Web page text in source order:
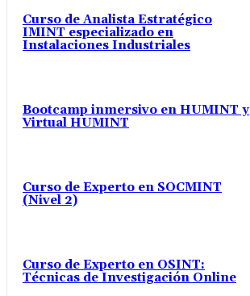
Curso de Analista Estratégico
IMINT especializado en
Instalaciones Industriales
Bootcamp inmersivo en HUMINT y
Virtual HUMINT
Curso de Experto en SOCMINT
(Nivel 2)
Curso de Experto en OSINT:
Técnicas de Investigación Online